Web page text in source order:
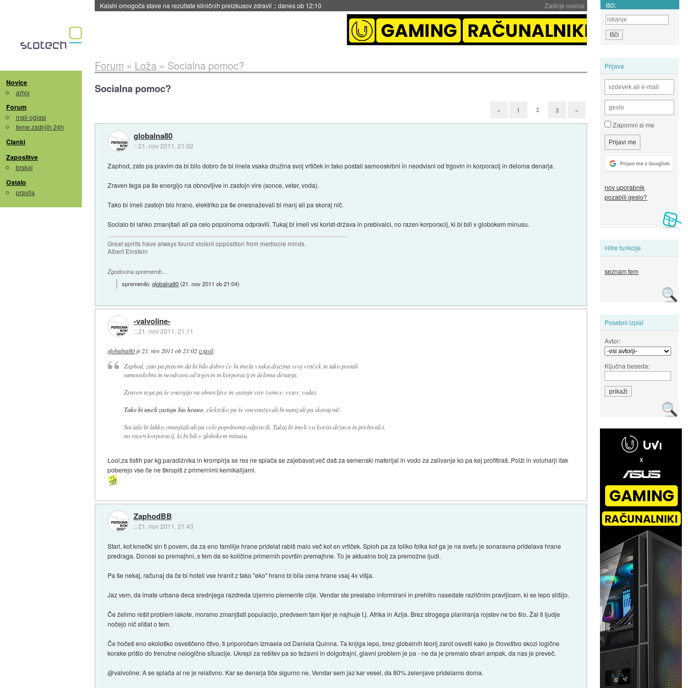
Zadnje novice
Sandisk že prodal več kot polovico SSD-jev za naslednji dve leti::danes ob 11:37 Išči:
Novice
arhiv
Forum
mali oglasi
teme zadnjih 24h
Članki
Zaposlitve
brskaj
Ostalo
pravila
Prijava
Zapomni si me
nov uporabnik
pozabili geslo?
Hitre funkcije
seznam tem
Posebni izpisi
Avtor:
Ključna beseda:
Forum » Loža» Socialna pomoc?
Socialna pomoc?
« 1 2 3 »
globalna80
::21. nov 2011, 21:02
Zaphod, zato pa pravim da bi bilo dobro če bi imela vsaka družina svoj vrtiček in tako postali samooskrbni in neodvisni od trgovin in korporacij in deloma denarja.
Zraven tega pa še energijo na obnovljive in zastojn vire (sonce, veter, voda).
Tako bi imeli zastojn bio hrano, elektriko pa še onesnaževali bi manj ali pa skoraj nič.
Socialo bi lahko zmanjšali ali pa celo popolnoma odpravili. Tukaj bi imeli vsi korist-država in prebivalci, no razen korporacij, ki bi bili v globokem minusu.
Great spirits have always found violent opposition from mediocre minds.
Albert Einstein
Zgodovina sprememb…
spremenilo:globalna80(21. nov 2011 ob 21:04)
-valvoline-
::21. nov 2011, 21:11
globalna80 je 21. nov 2011 ob 21:02 izjavil:
Zaphod, zato pa pravim da bi bilo dobro če bi imela vsaka družina svoj vrtiček in tako postali
samooskrbni in neodvisni od trgovin in korporacij in deloma denarja.
Zraven tega pa še energijo na obnovljive in zastojn vire (sonce, veter, voda).
Tako bi imeli zastojn bio hrano, elektriko pa še onesnaževali bi manj ali pa skoraj nič.
Socialo bi lahko zmanjšali ali pa celo popolnoma odpravili. Tukaj bi imeli vsi korist-država in prebivalci,
no razen korporacij, ki bi bili v globokem minusu.
Lool,za tistih par kg paradižnika in krompirja se res ne splača se zajebavat,več daš za semenski materijal in vodo za zalivanje ko pa kej profitiraš. Polži in voluharji itak
poberejo vse če ne škropiš z primernimi kemikalijami.
ZaphodBB
::21. nov 2011, 21:43
Stari, kot kmečki sin ti povem, da za eno familije hrane pridelat rabiš malo več kot en vrtiček. Sploh pa za toliko folka kot ga je na svetu je sonaravna pridelava hrane
predraga. Donosi so premajhni, s tem da so količine primernih površin premajhne. To je aktualno bolj za premožne ljudi.
Pa še nekaj, računaj da če bi hoteli vse hranit z tako "eko" hrano bi bila cena hrane vsaj 4x višja.
Jaz vem, da imate urbana deca srednjega razdreda izjemno plemenite cilje. Vendar ste preslabo informirani in prehitro nasedate različnim pravljicam, ki se lepo slišijo.
Če želimo rešit problem lakote, moramo zmanjšati populacijo, predvsem tam kjer je najhuje t.j. Afrika in Azija. Brez strogega planiranja rojstev ne bo šlo. Žal ti ljudje
nočejo nič slišat o tem.
Če hočeš eno ekološko osveščeno čtivo, ti priporočam Izmaela od Daniela Quinna. Ta knjiga lepo, brez globalnih teorij zarot osvetli kako je človeštvo skozi logične
korake prišlo do trenutne nelogične situacije. Ukrepi za rešitev pa so težavni in dolgotrajni, glavni problem je pa - ne da je premalo stvari ampak, da nas je preveč.
@valvoline: A se splača al ne je relativno. Kar se denarja tiče sigurno ne. Vendar sem jaz kar vesel, da 80% zelenjave pridelamo doma.